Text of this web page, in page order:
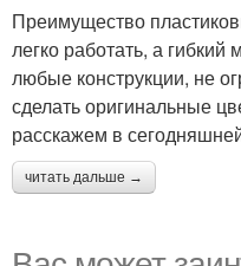
Преимущество
легко работать, а гибкий
любые конструкции, не
сделать оригинальные
расскажем в
читать дальше →